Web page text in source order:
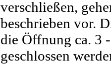
verschließen,
beschrieben vor.
die Öffnung ca. 3
geschlossen